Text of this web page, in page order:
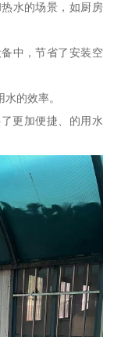
水的场景，如厨房
中，节省了安装空
的效率。
更加便捷、的用水